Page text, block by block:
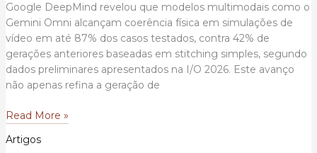
Google DeepMind revelou que modelos multimodais como o
Gemini Omni alcançam coerência física em simulações de
vídeo em até 87% dos casos testados, contra 42% de
gerações anteriores baseadas em stitching simples, segundo
dados preliminares apresentados na I/O 2026. Este avanço
não apenas refina a geração de
Gemini
O
Read More »
Artigos